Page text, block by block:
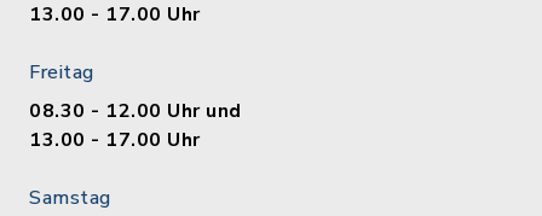
13.00 - 17.00 Uhr
Freitag
08.30 - 12.00 Uhr und
13.00 - 17.00 Uhr
Samstag